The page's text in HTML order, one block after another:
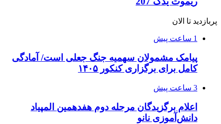
پربازدید تا الان
1 ساعت پیش
پیامک مشمولان سهمیه جنگ جعلی است/ آمادگی
کامل برای برگزاری کنکور ۱۴۰۵
3 ساعت پیش
اعلام برگزیدگان مرحله دوم هفدهمین المپیاد
دانش‌آموزی نانو